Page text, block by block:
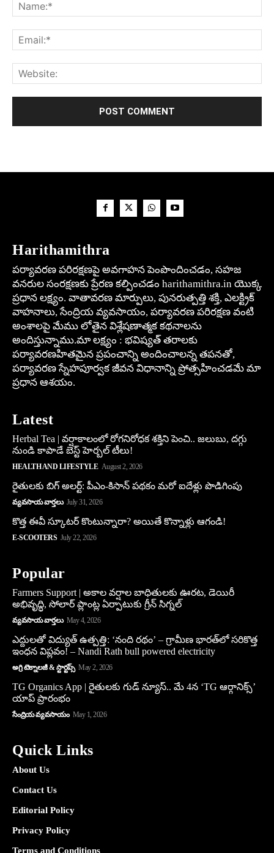
Harithamithra
పర్యావరణ పరిరక్షణపై అవగాహన పెంపొందించడం, సహజ
వనరుల సంరక్షణకు ప్రేరణ కల్పించడం harithamithra.in యొక్క
ప్రధాన లక్ష్యం. వాతావరణ మార్పులు, పునరుత్పత్తి శక్తి, ఎలక్ట్రిక్
వాహనాలు, సేంద్రియ వ్యవసాయం, పర్యావరణ పరిరక్షణ వంటి
అంశాలపై మేము లోతైన విశ్లేషణాత్మక కథనాలను
అందిస్తున్నాము.మా లక్ష్యం : భవిష్యత్ తరాలకు
పర్యావరణహితమైన ప్రపంచాన్ని అందించాలన్న తపనతో,
పర్యావరణ స్నేహపూర్వక జీవన విధానాన్ని ప్రోత్సహించడమే మా
ప్రధాన ఆశయం.
Latest
Herbal Tea | వర్షాకాలంలో రోగనిరోధక శక్తిని పెంచి.. జలుబు, దగ్గు
నుండి కాపాడే బెస్ట్ హెర్బల్ టీలు!
HEALTH AND LIFESTYLE August 2, 2026
రైతులకు బిగ్ అలర్ట్: పీఎం-కిసాన్ పథకం మరో ఐదేళ్లు పొడిగింపు
వ్యవసాయ వార్తలు July 31, 2026
కొత్త ఈవీ స్కూట‌ర్ కొంటున్నారా? అయితే కొన్నాళ్లు ఆగండి!
E-SCOOTERS July 22, 2026
Popular
Farmers Support | అకాల వర్షాల బాధితులకు ఊరట, డెయిరీ
అభివృద్ధి, సోలార్ ప్లాంట్ల ఏర్పాటుకు గ్రీన్‌ సిగ్నల్
వ్యవసాయ వార్తలు May 4, 2026
ఎద్దులతో విద్యుత్ ఉత్పత్తి: ‘నంది రథం’ – గ్రామీణ భారత్‌లో సరికొత్త
ఇంధన విప్లవం! – Nandi Rath bull powered electricity
అగ్రి టెక్నాలజీ & స్టార్టప్స్ May 2, 2026
TG Organics App | రైతులకు గుడ్ న్యూస్.. మే 4న ‘TG ఆర్గానిక్స్’
యాప్ ప్రారంభం
సేంద్రియ వ్యవసాయం May 1, 2026
Quick Links
About Us
Contact Us
Editorial Policy
Privacy Policy
Terms and Conditions